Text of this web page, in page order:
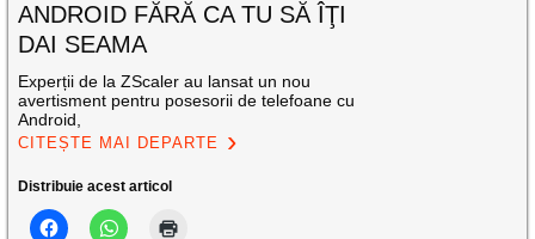
ANDROID FĂRĂ CA TU SĂ ÎŢI
DAI SEAMA
Experții de la ZScaler au lansat un nou
avertisment pentru posesorii de telefoane cu
Android,
CITEȘTE MAI DEPARTE
Distribuie acest articol